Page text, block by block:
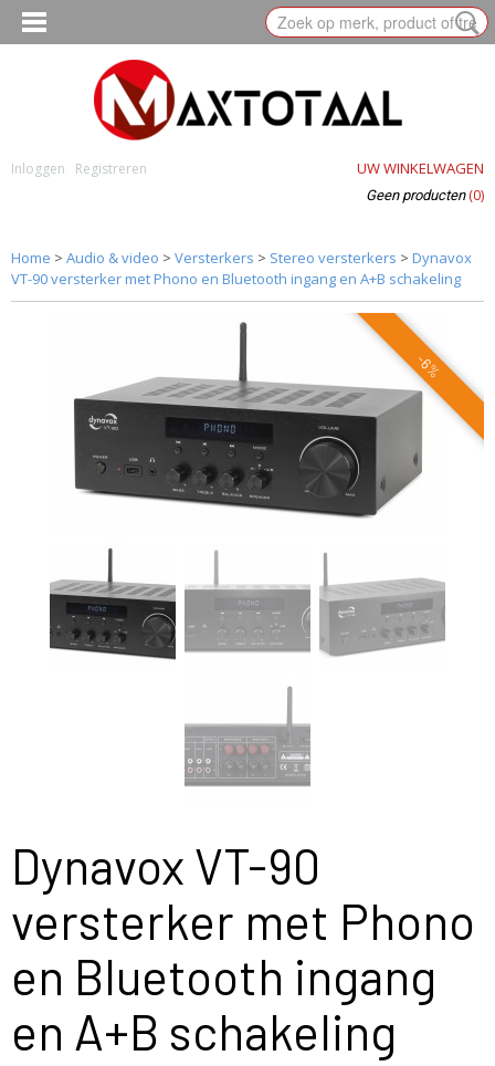
Inloggen Registreren UW WINKELWAGEN
Geen producten (0)
Home > Audio & video > Versterkers > Stereo versterkers > Dynavox
VT-90 versterker met Phono en Bluetooth ingang en A+B schakeling
-6%
Dynavox VT-90
versterker met Phono
en Bluetooth ingang
en A+B schakeling